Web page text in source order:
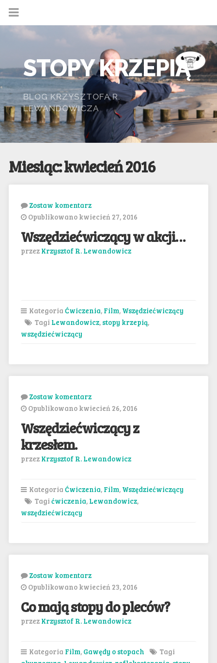
STOPY KRZEPIĄ
BLOG KRZYSZTOFA R.
LEWANDOWICZA
Miesiąc: kwiecień 2016
Zostaw komentarz
Opublikowano kwiecień 27, 2016
Wszędziećwiczący w akcji…
przez Krzysztof R. Lewandowicz
Kategoria Ćwiczenia, Film, Wszędziećwiczący
Tagi Lewandowicz, stopy krzepią,
wszędziećwiczący
Zostaw komentarz
Opublikowano kwiecień 26, 2016
Wszędziećwiczący z
krzesłem.
przez Krzysztof R. Lewandowicz
Kategoria Ćwiczenia, Film, Wszędziećwiczący
Tagi ćwiczenia, Lewandowicz,
wszędziećwiczący
Zostaw komentarz
Opublikowano kwiecień 23, 2016
Co mają stopy do pleców?
przez Krzysztof R. Lewandowicz
Kategoria Film, Gawędy o stopach
Tagi